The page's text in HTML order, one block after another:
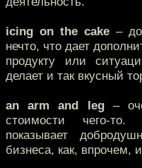
icing on the cake –
нечто, что дает
продукту или
делает и так вкусный
an arm and leg–
стоимости чего-
показывает
бизнеса, как, впрочем,